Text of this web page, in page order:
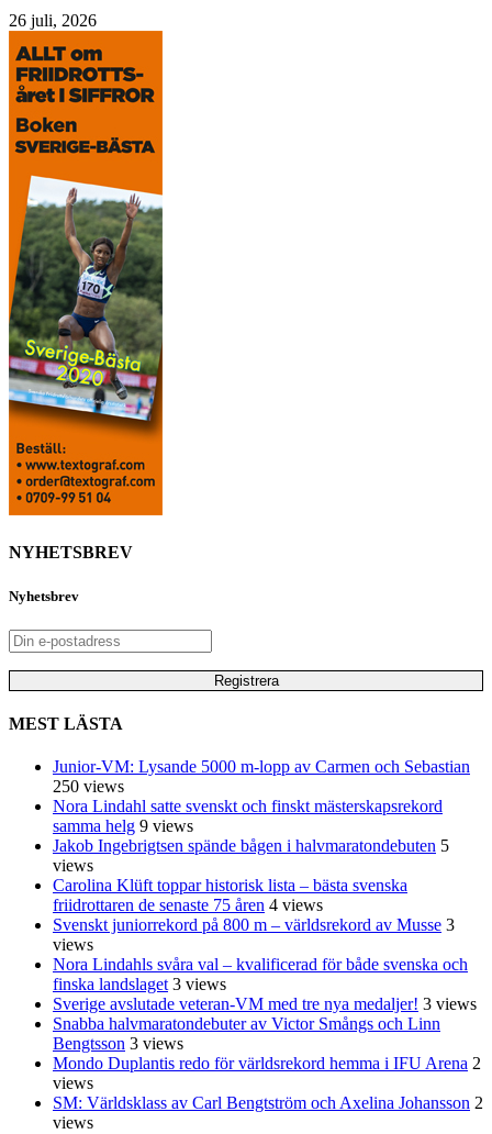
26 juli, 2026
NYHETSBREV
Nyhetsbrev
MEST LÄSTA
Junior-VM: Lysande 5000 m-lopp av Carmen och Sebastian
250 views
Nora Lindahl satte svenskt och finskt mästerskapsrekord
samma helg 9 views
Jakob Ingebrigtsen spände bågen i halvmaratondebuten 5
views
Carolina Klüft toppar historisk lista – bästa svenska
friidrottaren de senaste 75 åren 4 views
Svenskt juniorrekord på 800 m – världsrekord av Musse 3
views
Nora Lindahls svåra val – kvalificerad för både svenska och
finska landslaget 3 views
Sverige avslutade veteran-VM med tre nya medaljer! 3 views
Snabba halvmaratondebuter av Victor Smångs och Linn
Bengtsson 3 views
Mondo Duplantis redo för världsrekord hemma i IFU Arena 2
views
SM: Världsklass av Carl Bengtström och Axelina Johansson 2
views